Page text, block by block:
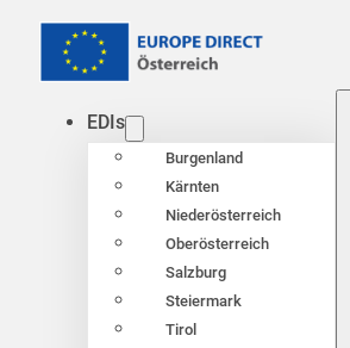
EDIs
Burgenland
Kärnten
Niederösterreich
Oberösterreich
Salzburg
Steiermark
Tirol